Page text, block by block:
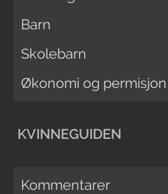
Barn
Skolebarn
Økonomi og permisjon
KVINNEGUIDEN
Kommentarer